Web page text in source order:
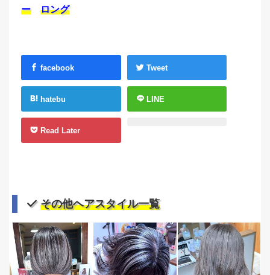
ー
ロング
facebook Tweet
hatebu LINE
Read Later
その他ヘアスタイル一覧